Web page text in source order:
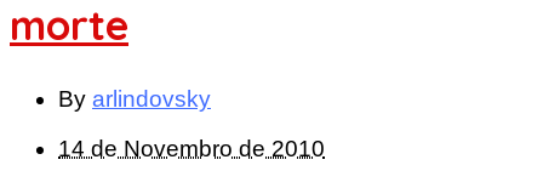
morte
By arlindovsky
14 de Novembro de 2010